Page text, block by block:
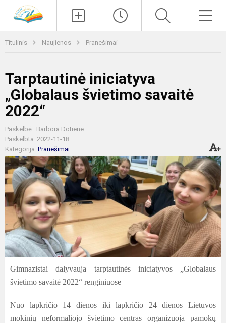
Titulinis Naujienos Pranešimai
Tarptautinė iniciatyva
„Globalaus švietimo savaitė
2022“
Paskelbė : Barbora Dotiene
Paskelbta: 2022-11-18
Kategorija: Pranešimai
Gimnazistai dalyvauja tarptautinės iniciatyvos „Globalaus
švietimo savaitė 2022“ renginiuose
Nuo lapkričio 14 dienos iki lapkričio 24 dienos Lietuvos
mokinių neformaliojo švietimo centras organizuoja pamokų